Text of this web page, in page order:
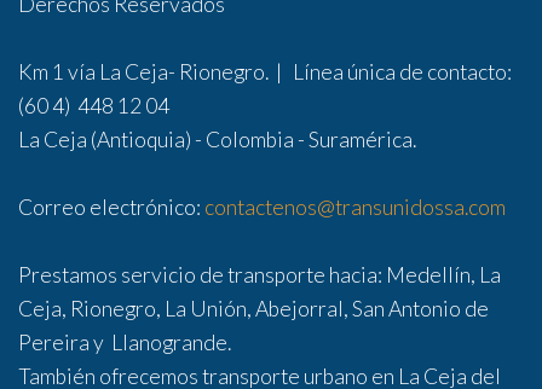
Km 1 vía La Ceja- Rionegro. | Línea única de contacto:
(60 4) 448 12 04
La Ceja (Antioquia) - Colombia - Suramérica.
Correo electrónico: contactenos@transunidossa.com
Prestamos servicio de transporte hacia: Medellín, La
Ceja, Rionegro, La Unión, Abejorral, San Antonio de
Pereira y Llanogrande.
También ofrecemos transporte urbano en La Ceja del